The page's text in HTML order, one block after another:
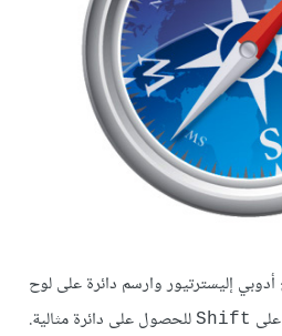
إليسترتيور وارسم دائرة على لوح
Shift للحصول على دائرة مثالية.